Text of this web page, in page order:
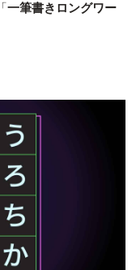
一筆書きロングワー